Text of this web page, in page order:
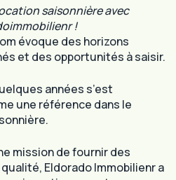
saisonnière avec
!
évoque des horizons
et des opportunités à saisir.
années s’est
une référence dans le
mission de fournir des
Eldorado Immobilienr a